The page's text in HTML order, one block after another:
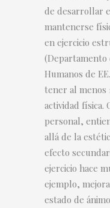
de desarrollar
mantenerse
en ejercicio
(Departamento
Humanos de
tener al menos
actividad física.
personal,
allá de la
efecto
ejercicio hace
ejemplo,
estado de